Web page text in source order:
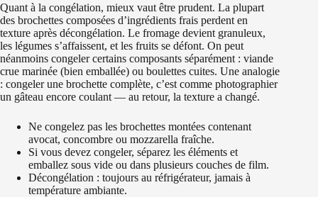
Quant à la congélation, mieux vaut être prudent. La plupart
des brochettes composées d’ingrédients frais perdent en
texture après décongélation. Le fromage devient granuleux,
les légumes s’affaissent, et les fruits se défont. On peut
néanmoins congeler certains composants séparément : viande
crue marinée (bien emballée) ou boulettes cuites. Une analogie
: congeler une brochette complète, c’est comme photographier
un gâteau encore coulant — au retour, la texture a changé.
Ne congelez pas les brochettes montées contenant
avocat, concombre ou mozzarella fraîche.
Si vous devez congeler, séparez les éléments et
emballez sous vide ou dans plusieurs couches de film.
Décongélation : toujours au réfrigérateur, jamais à
température ambiante.